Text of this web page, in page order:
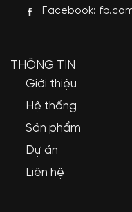
Facebook:
THÔNG TIN
Giới thiệu
Hệ thống
Sản phẩm
Dự án
Liên hệ